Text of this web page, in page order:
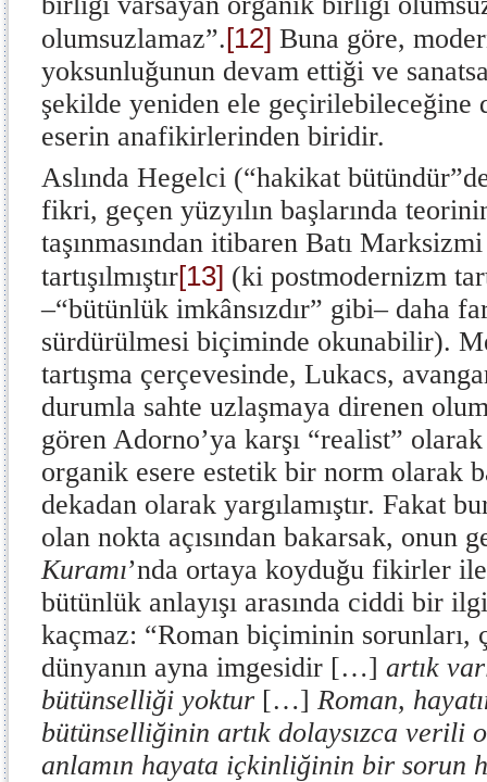
olumsuzlamaz”.[12] Buna göre,
yoksunluğunun devam ettiği ve
şekilde yeniden ele geçirilebileceğine
eserin anafikirlerinden biridir.
Aslında Hegelci (“hakikat
fikri, geçen yüzyılın başlarında
taşınmasından itibaren Batı
tartışılmıştır[13] (ki postmodernizm
–“bütünlük imkânsızdır” gibi– daha
sürdürülmesi biçiminde okunabilir).
tartışma çerçevesinde, Lukacs,
durumla sahte uzlaşmaya direnen
gören Adorno’ya karşı “realist” olarak
organik esere estetik bir norm olarak
dekadan olarak yargılamıştır. Fakat
olan nokta açısından bakarsak, onun
Kuramı’nda ortaya koyduğu fikirler
bütünlük anlayışı arasında ciddi bir
kaçmaz: “Roman biçiminin sorunları,
dünyanın ayna imgesidir […] artık
bütünselliği yoktur […] Roman,
bütünselliğinin artık dolaysızca verili
anlamın hayata içkinliğinin bir sorun